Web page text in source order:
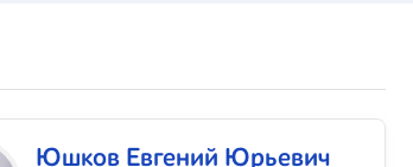
Юшков Евгений Юрьевич